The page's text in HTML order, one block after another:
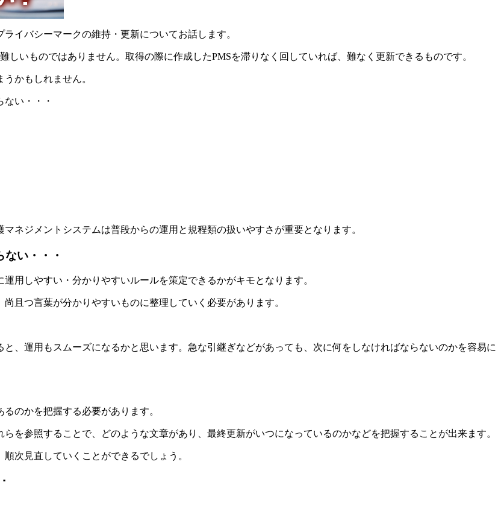
イバシーマークの維持・更新についてお話します。
いものではありません。取得の際に作成したPMSを滞りなく回していれば、難なく更新できるものです。
かもしれません。
い・・・
ネジメントシステムは普段からの運用と規程類の扱いやすさが重要となります。
い・・・
用しやすい・分かりやすいルールを策定できるかがキモとなります。
且つ言葉が分かりやすいものに整理していく必要があります。
、運用もスムーズになるかと思います。急な引継ぎなどがあっても、次に何をしなければならないのかを容易に
のかを把握する必要があります。
を参照することで、どのような文章があり、最終更新がいつになっているのかなどを把握することが出来ます。
次見直していくことができるでしょう。